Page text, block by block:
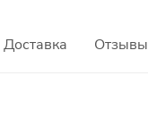
Доставка Отзывы